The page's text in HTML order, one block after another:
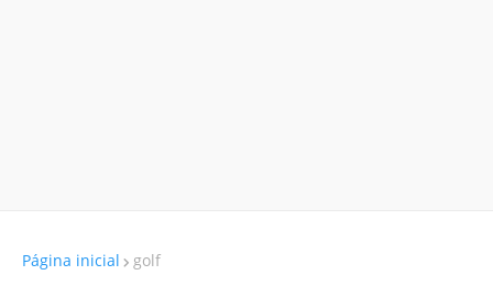
Página inicial golf